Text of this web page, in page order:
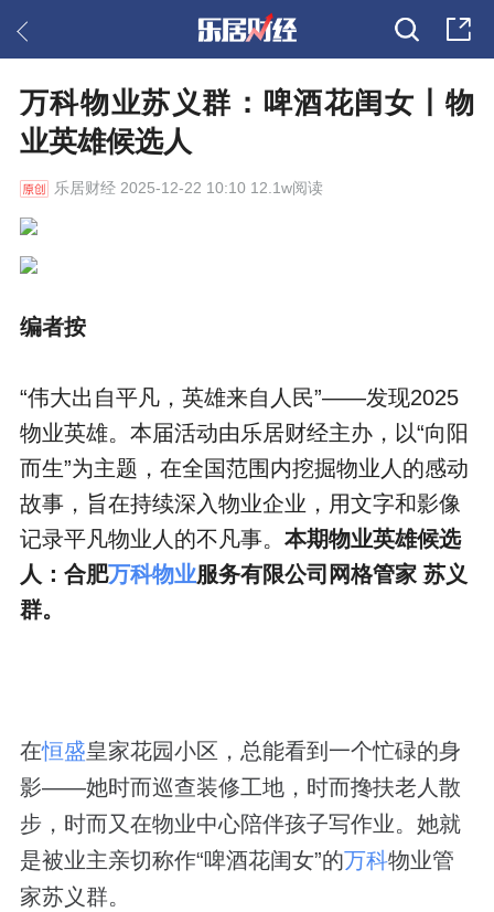
万科物业苏义群：啤酒花闺女丨物
业英雄候选人
乐居财经2025-12-22 10:10 12.1w阅读
编者按
“伟大出自平凡，英雄来自人民”——发现2025
物业英雄。本届活动由乐居财经主办，以“向阳
而生”为主题，在全国范围内挖掘物业人的感动
故事，旨在持续深入物业企业，用文字和影像
记录平凡物业人的不凡事。 本期物业英雄候选
人：合肥万科物业服务有限公司网格管家 苏义
群。
在恒盛皇家花园小区，总能看到一个忙碌的身
影——她时而巡查装修工地，时而搀扶老人散
步，时而又在物业中心陪伴孩子写作业。她就
是被业主亲切称作“啤酒花闺女”的万科物业管
家苏义群。